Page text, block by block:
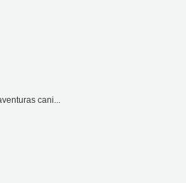
cani...